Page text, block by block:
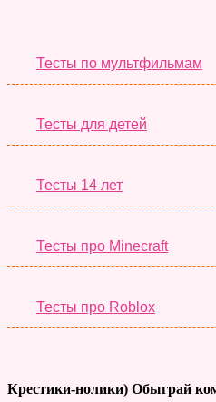
Тесты по мультфильмам
Тесты для детей
Тесты 14 лет
Тесты про Minecraft
Тесты про Roblox
Крестики-нолики) Обыграй